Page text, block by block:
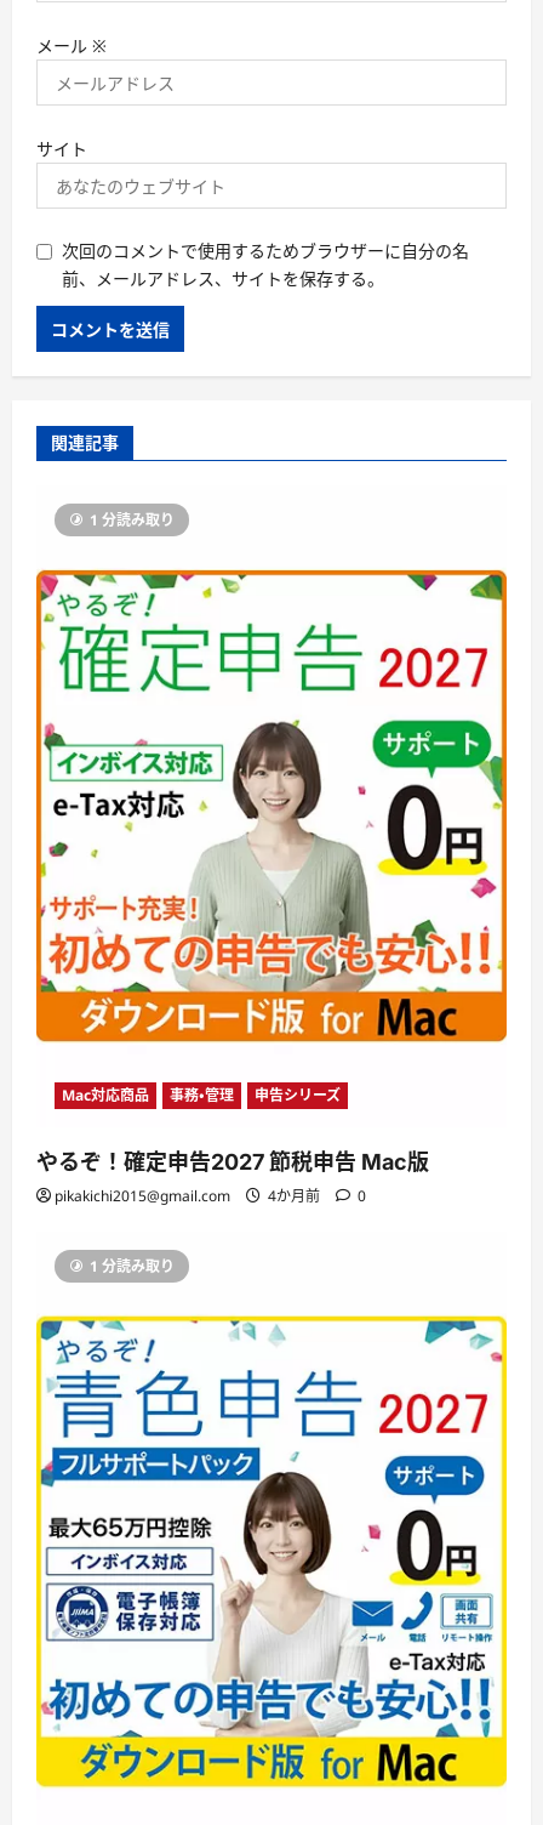
メール ※
サイト
次回のコメントで使用するためブラウザーに自分の名
前、メールアドレス、サイトを保存する。
関連記事
1 分読み取り
Mac対応商品 事務・管理 申告シリーズ
やるぞ！確定申告2027 節税申告 Mac版
pikakichi2015@gmail.com 4か月前 0
1 分読み取り